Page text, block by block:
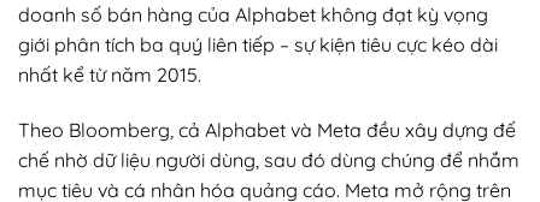
doanh số bán hàng của Alphabet không đạt kỳ vọng
giới phân tích ba quý liên tiếp – sự kiện tiêu cực kéo dài
nhất kể từ năm 2015.
Theo Bloomberg, cả Alphabet và Meta đều xây dựng đế
chế nhờ dữ liệu người dùng, sau đó dùng chúng để nhắm
mục tiêu và cá nhân hóa quảng cáo. Meta mở rộng trên